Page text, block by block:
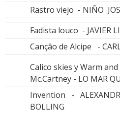
Rastro viejo - NIÑO
Fadista louco - JAVIER
Cançâo de Alcipe -
Calico skies y Warm
Mc.Cartney - LO MAR
Invention -
BOLLING